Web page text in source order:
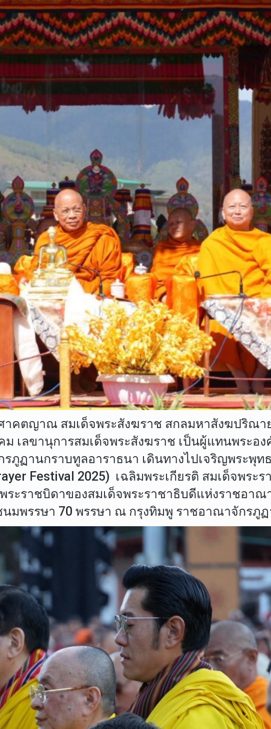
าคตญาณ สมเด็จพระสังฆราช สกลมหาสังฆปริณ
ม เลขานุการสมเด็จพระสังฆราช เป็นผู้แทนพระอ
ฏานกราบทูลอาราธนา เดินทางไปเจริญพระพุท
Festival 2025) เฉลิมพระเกียรติ สมเด็จพระร
ระราชบิดาของสมเด็จพระราชาธิบดีแห่งราชอา
มพรรษา 70 พรรษา ณ กรุงทิมพู ราชอาณาจักรภู